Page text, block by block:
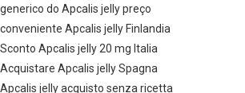
generico do Apcalis jelly preço
conveniente Apcalis jelly Finlandia
Sconto Apcalis jelly 20 mg Italia
Acquistare Apcalis jelly Spagna
Apcalis jelly acquisto senza ricetta